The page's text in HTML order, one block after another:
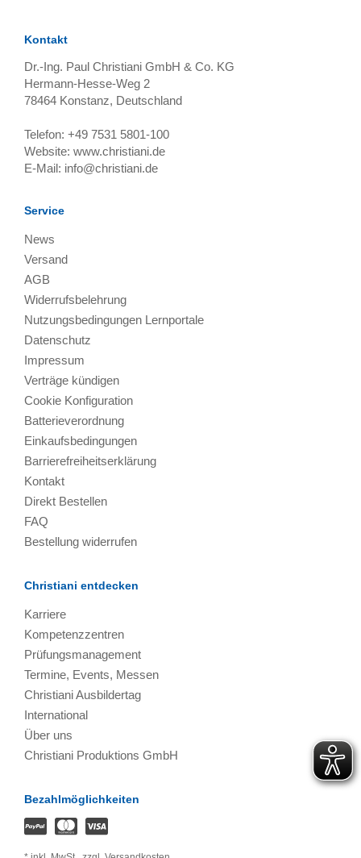
Kontakt
Dr.-Ing. Paul Christiani GmbH & Co. KG
Hermann-Hesse-Weg 2
78464 Konstanz, Deutschland
Telefon: +49 7531 5801-100
Website: www.christiani.de
E-Mail: info@christiani.de
Service
News
Versand
AGB
Widerrufsbelehrung
Nutzungsbedingungen Lernportale
Datenschutz
Impressum
Verträge kündigen
Cookie Konfiguration
Batterieverordnung
Einkaufsbedingungen
Barrierefreiheitserklärung
Kontakt
Direkt Bestellen
FAQ
Bestellung widerrufen
Christiani entdecken
Karriere
Kompetenzzentren
Prüfungsmanagement
Termine, Events, Messen
Christiani Ausbildertag
International
Über uns
Christiani Produktions GmbH
Bezahlmöglichkeiten